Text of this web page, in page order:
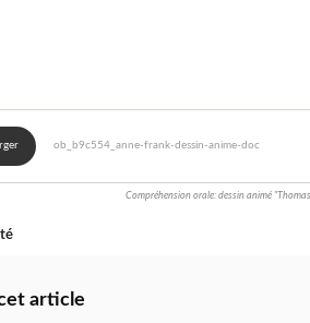
ob_b9c554_anne-frank-dessin-anime-doc
Compréhension orale: dessin animé
article